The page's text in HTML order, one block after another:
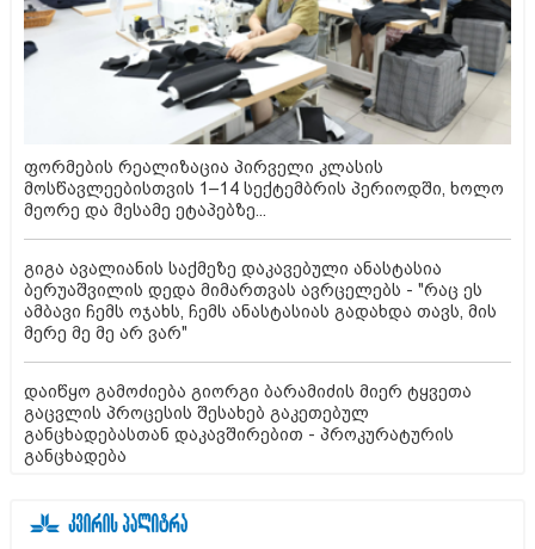
ფორმების რეალიზაცია პირველი კლასის
მოსწავლეებისთვის 1–14 სექტემბრის პერიოდში, ხოლო
მეორე და მესამე ეტაპებზე...
გიგა ავალიანის საქმეზე დაკავებული ანასტასია
ბერუაშვილის დედა მიმართვას ავრცელებს - "რაც ეს
ამბავი ჩემს ოჯახს, ჩემს ანასტასიას გადახდა თავს, მის
მერე მე მე არ ვარ"
დაიწყო გამოძიება გიორგი ბარამიძის მიერ ტყვეთა
გაცვლის პროცესის შესახებ გაკეთებულ
განცხადებასთან დაკავშირებით - პროკურატურის
განცხადება